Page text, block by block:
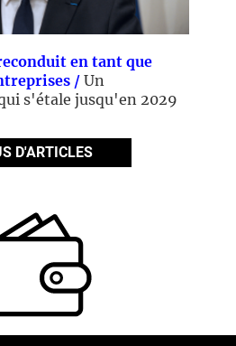
en tant que
/ Un
s'étale jusqu'en 2029
D'ARTICLES